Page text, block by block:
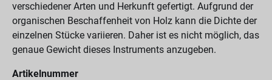
verschiedener Arten und Herkunft gefertigt. Aufgrund der
organischen Beschaffenheit von Holz kann die Dichte der
einzelnen Stücke variieren. Daher ist es nicht möglich, das
genaue Gewicht dieses Instruments anzugeben.
Artikelnummer